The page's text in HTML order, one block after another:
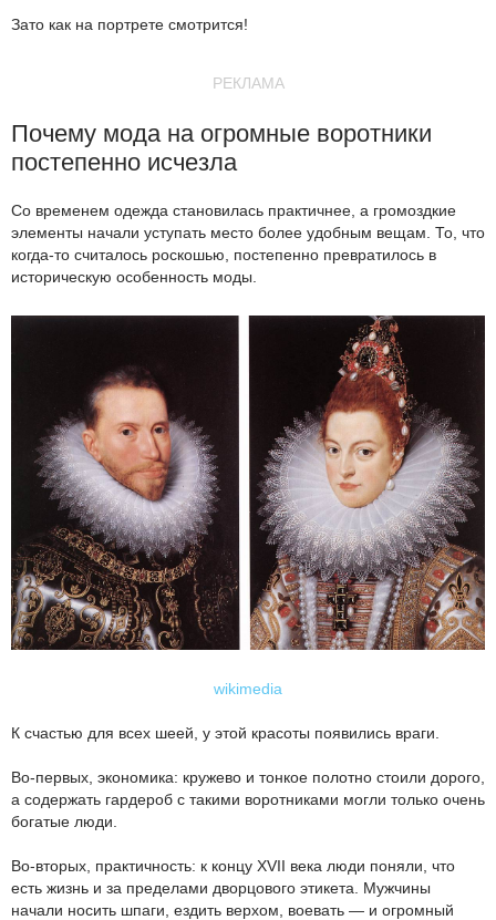
Зато как на портрете смотрится!
РЕКЛАМА
Почему мода на огромные воротники
постепенно исчезла
Со временем одежда становилась практичнее, а громоздкие
элементы начали уступать место более удобным вещам. То, что
когда-то считалось роскошью, постепенно превратилось в
историческую особенность моды.
wikimedia
К счастью для всех шеей, у этой красоты появились враги.
Во-первых, экономика: кружево и тонкое полотно стоили дорого,
а содержать гардероб с такими воротниками могли только очень
богатые люди.
Во-вторых, практичность: к концу XVII века люди поняли, что
есть жизнь и за пределами дворцового этикета. Мужчины
начали носить шпаги, ездить верхом, воевать — и огромный